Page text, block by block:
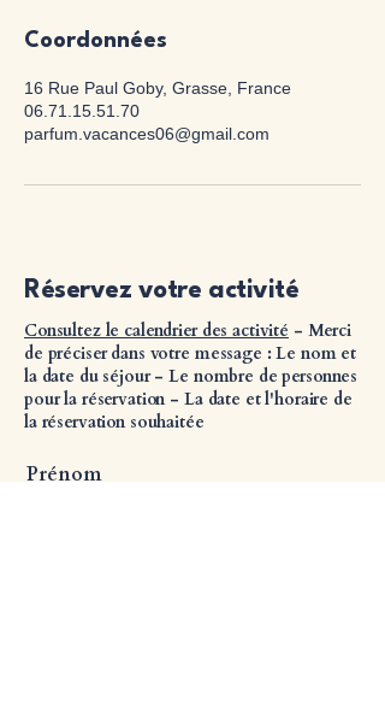
Coordonnées
16 Rue Paul Goby, Grasse, France
06.71.15.51.70
parfum.vacances06@gmail.com
Réservez votre activité
Consultez le calendrier des activité - Merci
de préciser dans votre message : Le nom et
la date du séjour - Le nombre de personnes
pour la réservation - La date et l'horaire de
la réservation souhaitée
Prénom